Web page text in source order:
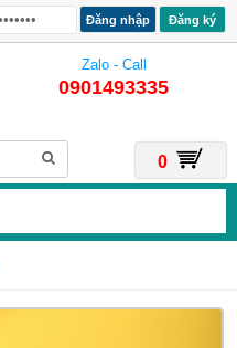
Đăng ký
Zalo - Call
0901493335
0